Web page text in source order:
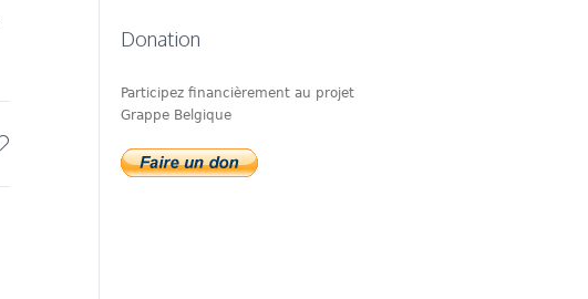
Donation
Participez financièrement au projet
Grappe Belgique